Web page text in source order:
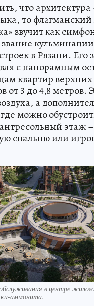
что архитектура
то
звучит как
звание
в Рязани. Его
с панорамным
квартир
от 3 до 4,8 метров.
а
можно
этаж
спальню или
в центре
аммонита.